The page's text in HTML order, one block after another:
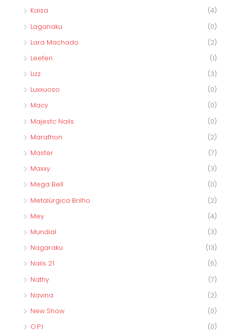
Kaisa
(4)
Laganaku
(0)
Lara Machado
(2)
Leefen
(1)
Lizz
(3)
Luxxuoso
(0)
Macy
(0)
Majestc Nails
(0)
Marathon
(2)
Master
(7)
Maxxy
(3)
Mega Bell
(0)
Metalúrgica Brilho
(2)
Mey
(4)
Mundial
(3)
Nagaraku
(13)
Nails 21
(6)
Nathy
(7)
Navina
(2)
New Show
(0)
O.P.I
(0)